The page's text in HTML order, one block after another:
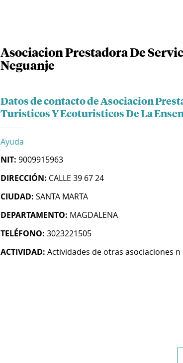
Asociacion Prestadora De
Neguanje
Datos de contacto de Asociacion
Turisticos Y Ecoturisticos De La
Ayuda
NIT: 9009915963
DIRECCIÓN: CALLE 39 67 24
CIUDAD: SANTA MARTA
DEPARTAMENTO: MAGDALENA
TELÉFONO: 3023221505
ACTIVIDAD: Actividades de otras asociaciones n